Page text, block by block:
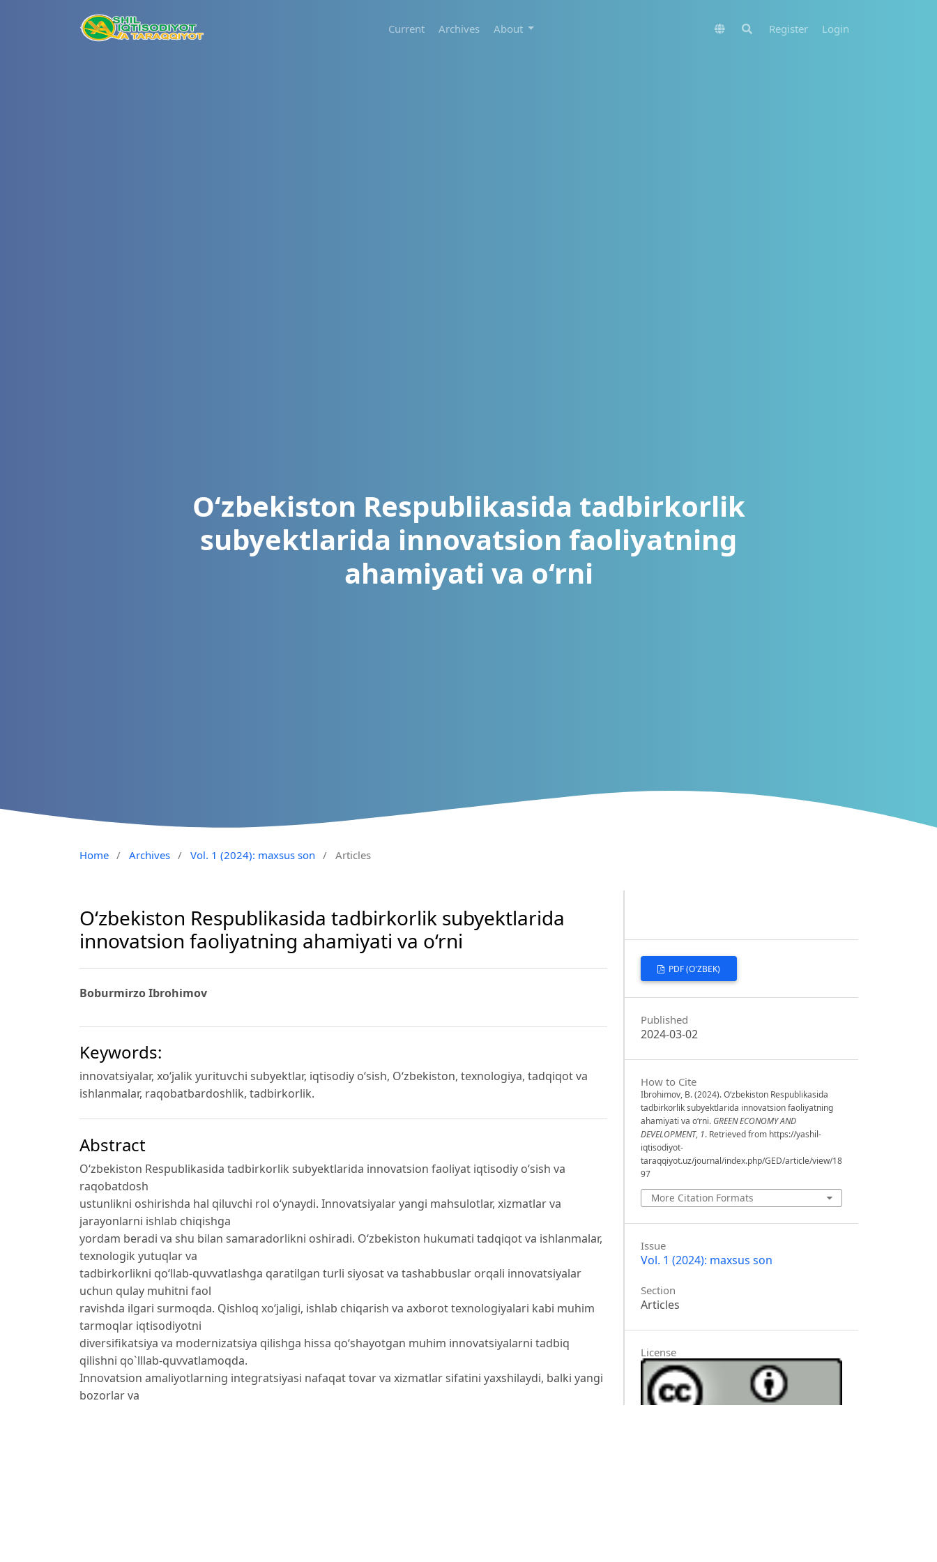
Current Archives About Register Login
O‘zbekiston Respublikasida tadbirkorlik
subyektlarida innovatsion faoliyatning
ahamiyati va o‘rni
Home / Archives / Vol. 1 (2024): maxsus son / Articles
O‘zbekiston Respublikasida tadbirkorlik subyektlarida
innovatsion faoliyatning ahamiyati va o‘rni
Boburmirzo Ibrohimov
Keywords:
innovatsiyalar, xo‘jalik yurituvchi subyektlar, iqtisodiy o‘sish, O‘zbekiston, texnologiya, tadqiqot va
ishlanmalar, raqobatbardoshlik, tadbirkorlik.
Abstract
O‘zbekiston Respublikasida tadbirkorlik subyektlarida innovatsion faoliyat iqtisodiy o‘sish va
raqobatdosh
ustunlikni oshirishda hal qiluvchi rol o‘ynaydi. Innovatsiyalar yangi mahsulotlar, xizmatlar va
jarayonlarni ishlab chiqishga
yordam beradi va shu bilan samaradorlikni oshiradi. O‘zbekiston hukumati tadqiqot va ishlanmalar,
texnologik yutuqlar va
tadbirkorlikni qo‘llab-quvvatlashga qaratilgan turli siyosat va tashabbuslar orqali innovatsiyalar
uchun qulay muhitni faol
ravishda ilgari surmoqda. Qishloq xo‘jaligi, ishlab chiqarish va axborot texnologiyalari kabi muhim
tarmoqlar iqtisodiyotni
diversifikatsiya va modernizatsiya qilishga hissa qo‘shayotgan muhim innovatsiyalarni tadbiq
qilishni qo`lllab-quvvatlamoqda.
Innovatsion amaliyotlarning integratsiyasi nafaqat tovar va xizmatlar sifatini yaxshilaydi, balki yangi
bozorlar va
PDF (O'ZBEK)
Published
2024-03-02
How to Cite
Ibrohimov, B. (2024). O‘zbekiston Respublikasida
tadbirkorlik subyektlarida innovatsion faoliyatning
ahamiyati va o‘rni. GREEN ECONOMY AND
DEVELOPMENT, 1. Retrieved from https://yashil-
iqtisodiyot-
taraqqiyot.uz/journal/index.php/GED/article/view/18
97
More Citation Formats
Issue
Vol. 1 (2024): maxsus son
Section
Articles
License